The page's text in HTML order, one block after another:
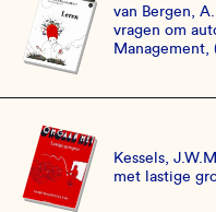
van Bergen,
vragen om
Management,
Kessels,
met lastige